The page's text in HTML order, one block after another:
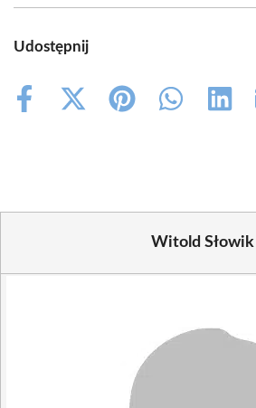
Udostępnij
Share
Share
Share
Share
Share
Witold Słowik